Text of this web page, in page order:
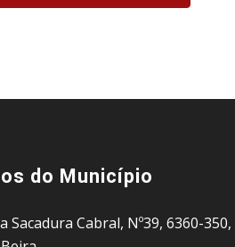
do Município
Sacadura Cabral, Nº39, 6360-350,